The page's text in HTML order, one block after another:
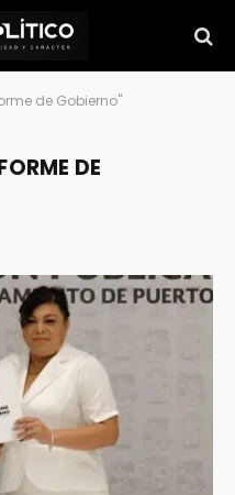
de Gobierno"
DE